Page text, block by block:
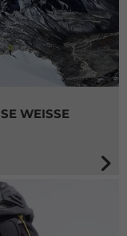
WEISSE FL